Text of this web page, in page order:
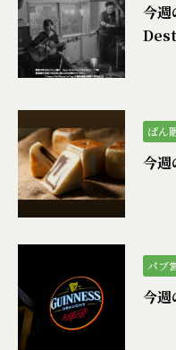
今週
ぱん
今
パブ
今週